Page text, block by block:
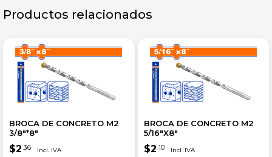
Productos relacionados
BROCA DE CONCRETO M2
3/8″*8″
$2.36
BROCA DE CONCRETO M2
5/16″X8″
$2.10